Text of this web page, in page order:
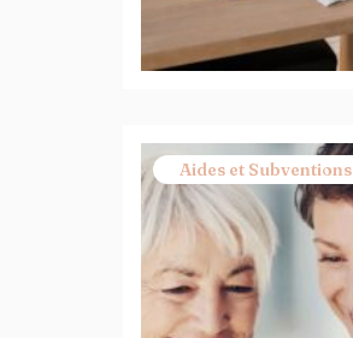
Aides et Subventions